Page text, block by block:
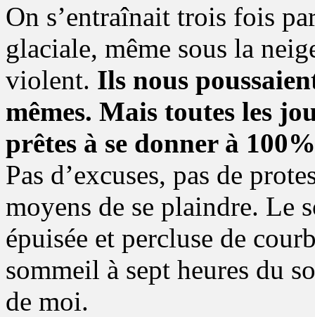
On s’entraînait trois fois
glaciale, même sous la
violent. Ils nous
mêmes. Mais toutes les
prêtes à se donner à
Pas d’excuses, pas de
moyens de se plaindre. Le
épuisée et percluse de
sommeil à sept heures du
de moi.